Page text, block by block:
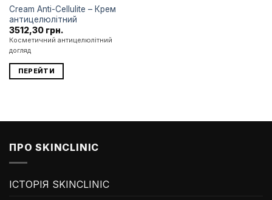
Cream Anti-Cellulite – Крем
антицелюлітний
3512,30 грн.
Косметичний антицелюлітний
догляд
ПЕРЕЙТИ
ПРО SKINCLINIC
ІСТОРІЯ SKINCLINIC